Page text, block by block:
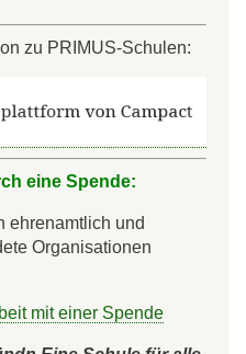
zu PRIMUS-Schulen:
eine Spende:
ehrenamtlich und
Organisationen
mit einer Spende